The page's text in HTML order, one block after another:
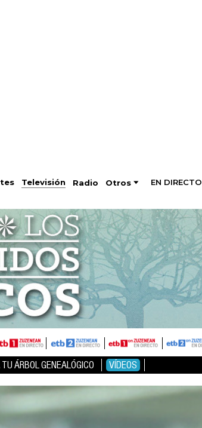
Televisión Radio Otros EN DIRECTO
ÁRBOL GENEALÓGICO VÍDEOS